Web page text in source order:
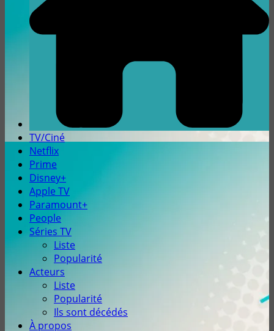
TV/Ciné
Netflix
Prime
Disney+
Apple TV
Paramount+
People
Séries TV
Liste
Popularité
Acteurs
Liste
Popularité
Ils sont décédés
À propos